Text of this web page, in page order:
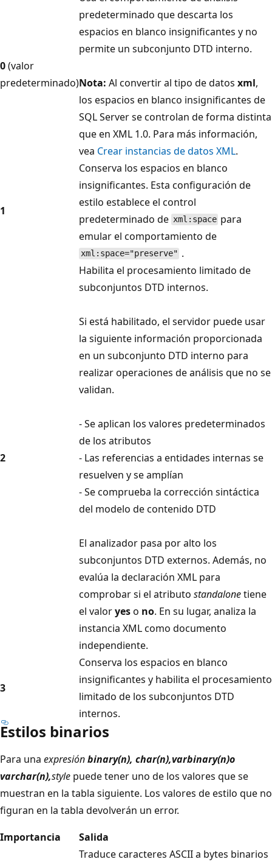
0(valor
predeterminado)
predeterminado que descarta los
espacios en blanco insignificantes y no
permite un subconjunto DTD interno.
Nota: Al convertir al tipo de datos xml,
los espacios en blanco insignificantes de
SQL Server se controlan de forma distinta
que en XML 1.0. Para más información,
vea Crear instancias de datos XML.
1
Conserva los espacios en blanco
insignificantes. Esta configuración de
estilo establece el control
predeterminado de xml:space para
emular el comportamiento de
xml:space="preserve" .
2
Habilita el procesamiento limitado de
subconjuntos DTD internos.
Si está habilitado, el servidor puede usar
la siguiente información proporcionada
en un subconjunto DTD interno para
realizar operaciones de análisis que no se
validan.
- Se aplican los valores predeterminados
de los atributos
- Las referencias a entidades internas se
resuelven y se amplían
- Se comprueba la corrección sintáctica
del modelo de contenido DTD
El analizador pasa por alto los
subconjuntos DTD externos. Además, no
evalúa la declaración XML para
comprobar si el atributo standalonetiene
el valoryeso no. En su lugar, analiza la
instancia XML como documento
independiente.
3
Conserva los espacios en blanco
insignificantes y habilita el procesamiento
limitado de los subconjuntos DTD
internos.
Estilos binarios
Para una expresiónbinary(n), char(n),varbinary(n)o
varchar(n),style puede tener uno de los valores que se
muestran en la tabla siguiente. Los valores de estilo que no
figuran en la tabla devolverán un error.
Importancia
Salida
Traduce caracteres ASCII a bytes binarios